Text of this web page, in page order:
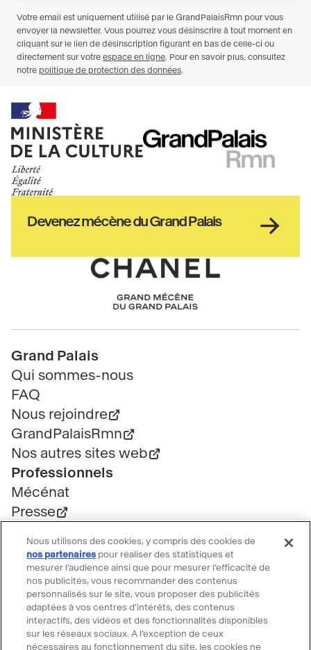
Ministère
de
la
Haut
de
Devenez mécène du Grand Palais
Chanel
Pied
de
page
Grand Palais
Qui sommes-nous
FAQ
Nous rejoindre
GrandPalaisRmn
Nos autres sites web
Professionnels
Mécénat
Presse
Location d'espaces
Billetterie
Billetterie groupe
Service client
FAQ Billetterie
Nous utilisons des cookies, y compris des cookies de
nos partenaires pour réaliser des statistiques et
mesurer l’audience ainsi que pour mesurer l’efficacité de
nos publicités, vous recommander des contenus
personnalisés sur le site, vous proposer des publicités
adaptées à vos centres d'intérêts, des contenus
interactifs, des vidéos et des fonctionnalités disponibles
sur les réseaux sociaux. A l’exception de ceux
nécessaires au fonctionnement du site, les cookies ne